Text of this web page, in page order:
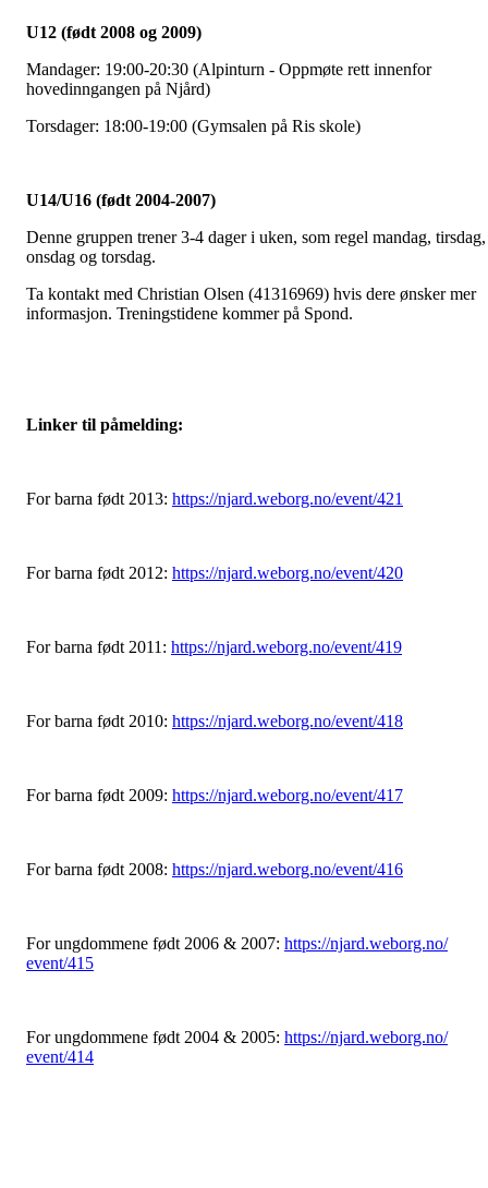
U12 (født 2008 og 2009)
Mandager: 19:00-20:30 (Alpinturn - Oppmøte rett innenfor
hovedinngangen på Njård)
Torsdager: 18:00-19:00 (Gymsalen på Ris skole)
U14/U16 (født 2004-2007)
Denne gruppen trener 3-4 dager i uken, som regel mandag, tirsdag,
onsdag og torsdag.
Ta kontakt med Christian Olsen (41316969) hvis dere ønsker mer
informasjon. Treningstidene kommer på Spond.
Linker til påmelding:
For barna født 2013: https://njard.weborg.no/event/421
For barna født 2012: https://njard.weborg.no/event/420
For barna født 2011: https://njard.weborg.no/event/419
For barna født 2010: https://njard.weborg.no/event/418
For barna født 2009: https://njard.weborg.no/event/417
For barna født 2008: https://njard.weborg.no/event/416
For ungdommene født 2006 & 2007: https://njard.weborg.no/
event/415
For ungdommene født 2004 & 2005: https://njard.weborg.no/
event/414